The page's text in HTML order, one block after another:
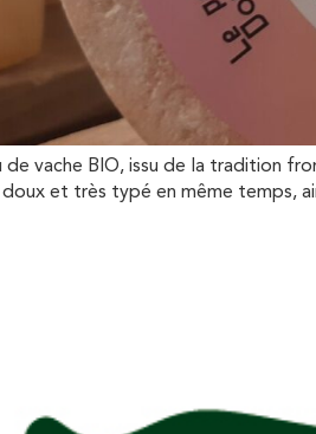
de vache BIO, issu de la tradition
et très typé en même temps,